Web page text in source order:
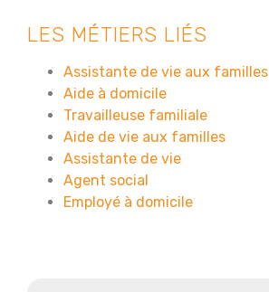
LES MÉTIERS LIÉS
Assistante de vie aux familles
Aide à domicile
Travailleuse familiale
Aide de vie aux familles
Assistante de vie
Agent social
Employé à domicile